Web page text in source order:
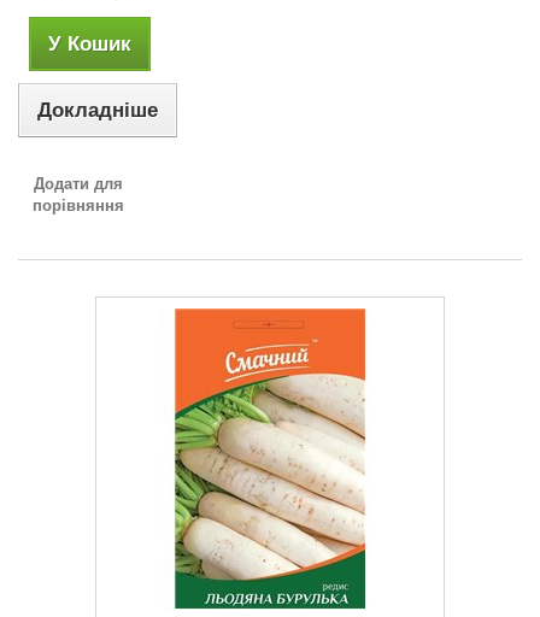
У Кошик
Докладніше
Додати для
порівняння